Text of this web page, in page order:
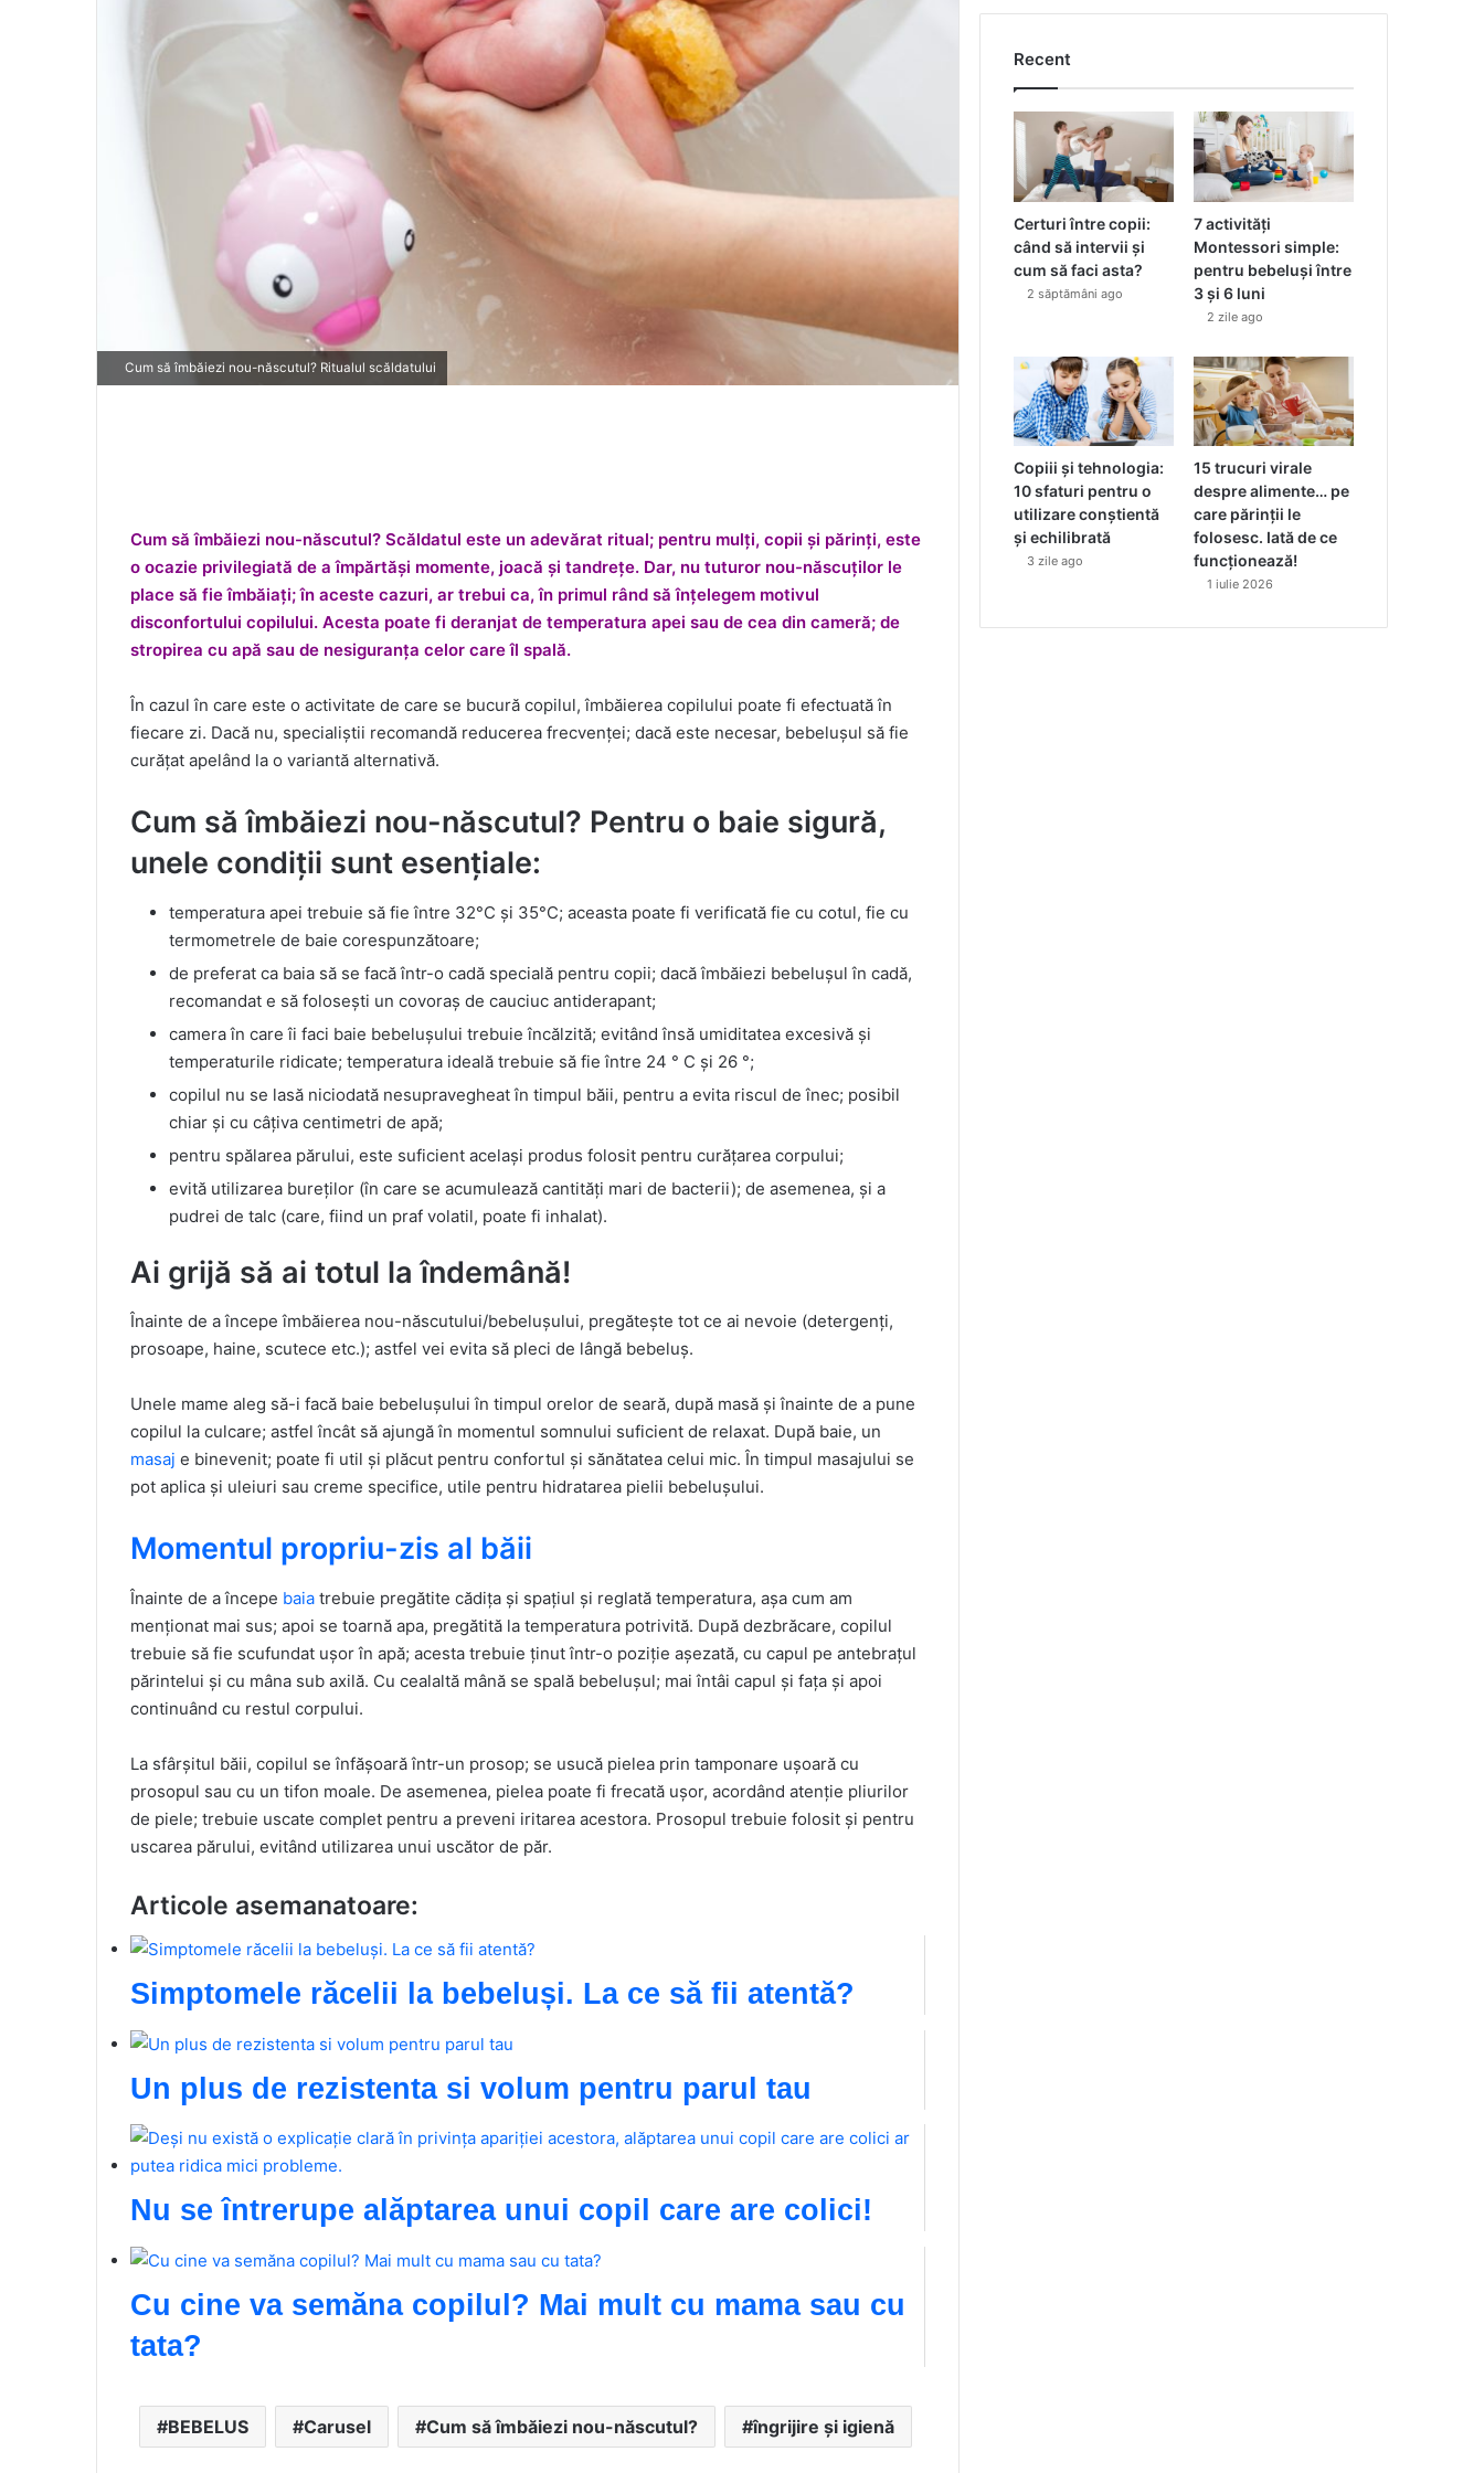
Cum să îmbăiezi nou-născutul? Ritualul scăldatului
Cum să îmbăiezi nou-născutul? Scăldatul este un adevărat ritual; pentru mulți, copii și părinți, este
o ocazie privilegiată de a împărtăși momente, joacă și tandrețe. Dar, nu tuturor nou-născuților le
place să fie îmbăiați; în aceste cazuri, ar trebui ca, în primul rând să înțelegem motivul
disconfortului copilului. Acesta poate fi deranjat de temperatura apei sau de cea din cameră; de
stropirea cu apă sau de nesiguranța celor care îl spală.
În cazul în care este o activitate de care se bucură copilul, îmbăierea copilului poate fi efectuată în
fiecare zi. Dacă nu, specialiștii recomandă reducerea frecvenței; dacă este necesar, bebelușul să fie
curățat apelând la o variantă alternativă.
Cum să îmbăiezi nou-născutul? Pentru o baie sigură,
unele condiții sunt esențiale:
temperatura apei trebuie să fie între 32°C și 35°C; aceasta poate fi verificată fie cu cotul, fie cu
termometrele de baie corespunzătoare;
de preferat ca baia să se facă într-o cadă specială pentru copii; dacă îmbăiezi bebelușul în cadă,
recomandat e să folosești un covoraș de cauciuc antiderapant;
camera în care îi faci baie bebelușului trebuie încălzită; evitând însă umiditatea excesivă și
temperaturile ridicate; temperatura ideală trebuie să fie între 24 ° C și 26 °;
copilul nu se lasă niciodată nesupravegheat în timpul băii, pentru a evita riscul de înec; posibil
chiar și cu câțiva centimetri de apă;
pentru spălarea părului, este suficient același produs folosit pentru curățarea corpului;
evită utilizarea bureților (în care se acumulează cantități mari de bacterii); de asemenea, și a
pudrei de talc (care, fiind un praf volatil, poate fi inhalat).
Ai grijă să ai totul la îndemână!
Înainte de a începe îmbăierea nou-născutului/bebelușului, pregătește tot ce ai nevoie (detergenți,
prosoape, haine, scutece etc.); astfel vei evita să pleci de lângă bebeluș.
Unele mame aleg să-i facă baie bebelușului în timpul orelor de seară, după masă și înainte de a pune
copilul la culcare; astfel încât să ajungă în momentul somnului suficient de relaxat. După baie, un
masaj e binevenit; poate fi util și plăcut pentru confortul și sănătatea celui mic. În timpul masajului se
pot aplica și uleiuri sau creme specifice, utile pentru hidratarea pielii bebelușului.
Momentul propriu-zis al băii
Înainte de a începe baia trebuie pregătite cădița și spațiul și reglată temperatura, așa cum am
menționat mai sus; apoi se toarnă apa, pregătită la temperatura potrivită. După dezbrăcare, copilul
trebuie să fie scufundat ușor în apă; acesta trebuie ținut într-o poziție așezată, cu capul pe antebrațul
părintelui și cu mâna sub axilă. Cu cealaltă mână se spală bebelușul; mai întâi capul și fața și apoi
continuând cu restul corpului.
La sfârșitul băii, copilul se înfășoară într-un prosop; se usucă pielea prin tamponare ușoară cu
prosopul sau cu un tifon moale. De asemenea, pielea poate fi frecată ușor, acordând atenție pliurilor
de piele; trebuie uscate complet pentru a preveni iritarea acestora. Prosopul trebuie folosit și pentru
uscarea părului, evitând utilizarea unui uscător de păr.
Articole asemanatoare:
Simptomele răcelii la bebeluși. La ce să fii atentă?
Un plus de rezistenta si volum pentru parul tau
Nu se întrerupe alăptarea unui copil care are colici!
Cu cine va semăna copilul? Mai mult cu mama sau cu
tata?
BEBELUS Carusel Cum să îmbăiezi nou-născutul? îngrijire și igienă
Recent
Certuri între copii:
când să intervii și
cum să faci asta?
2 săptămâni ago
7 activități
Montessori simple:
pentru bebeluși între
3 și 6 luni
2 zile ago
Copiii și tehnologia:
10 sfaturi pentru o
utilizare conștientă
și echilibrată
3 zile ago
15 trucuri virale
despre alimente… pe
care părinții le
folosesc. Iată de ce
funcționează!
1 iulie 2026